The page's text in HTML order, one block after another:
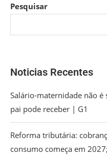
Pesquisar
Noticias Recentes
Salário-maternidade não é
pai pode receber | G1
Reforma tributária:
consumo começa em